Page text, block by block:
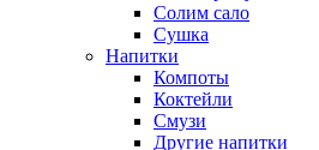
Солим сало
Сушка
Напитки
Компоты
Коктейли
Смузи
Другие напитки